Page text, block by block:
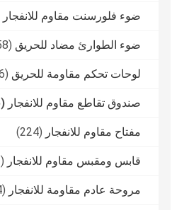
ضوء فلورسنت مقاوم للانفجار
ضوء الطوارئ مضاد للحريق (558)
لوحات تحكم مقاومة للحريق (296)
صندوق تقاطع مقاوم للانفجار (305)
مفتاح مقاوم للانفجار (224)
قابس ومقبس مقاوم للانفجار (283)
مروحة عادم مقاومة للانفجار (414)